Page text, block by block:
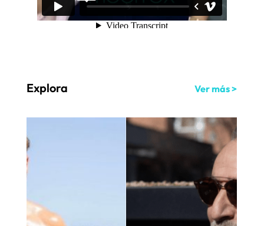
Explora Ver más >